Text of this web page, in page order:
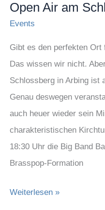
Open Air am
Events
Gibt es den perfekten
Das wissen wir nicht.
Schlossberg in Arbing ist
Genau deswegen
auch heuer wieder sein
charakteristischen
18:30 Uhr die Big Band
Brasspop-Formation
Weiterlesen »